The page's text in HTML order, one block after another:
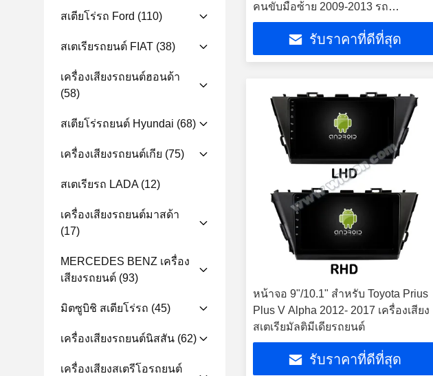
สเตียโร่รถ Ford (110)
สเตเรียรถยนต์ FIAT (38)
เครื่องเสียงรถยนต์ฮอนด้า
(58)
สเตียโร่รถยนต์ Hyundai (68)
เครื่องเสียงรถยนต์เกีย (75)
สเตเรียรถ LADA(12)
เครื่องเสียงรถยนต์มาสด้า
(17)
MERCEDES BENZ เครื่อง
เสียงรถยนต์ (93)
มิตซูบิชิ สเตียโร่รถ (45)
เครื่องเสียงรถยนต์นิสสัน (62)
เครื่องเสียงสเตรีโอรถยนต์
คนขับมือซ้าย 2009-2013 รถ
มัลติมีเดีย สเตียโร GPS CarPlay
รับราคาที่ดีที่สุด
หน้าจอ 9"/10.1" สําหรับ Toyota Prius
Plus V Alpha 2012- 2017 เครื่องเสียง
สเตเรียมัลติมีเดียรถยนต์
รับราคาที่ดีที่สุด